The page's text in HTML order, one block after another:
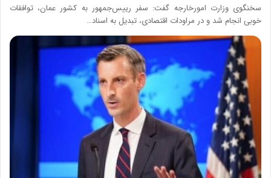
سخنگوی وزارت امورخارجه گفت: سفر رییس‌جمهور به کشور عمان، توافقات
خوبی انجام شد و در مراودات اقتصادی، تبدیل به اسناد…